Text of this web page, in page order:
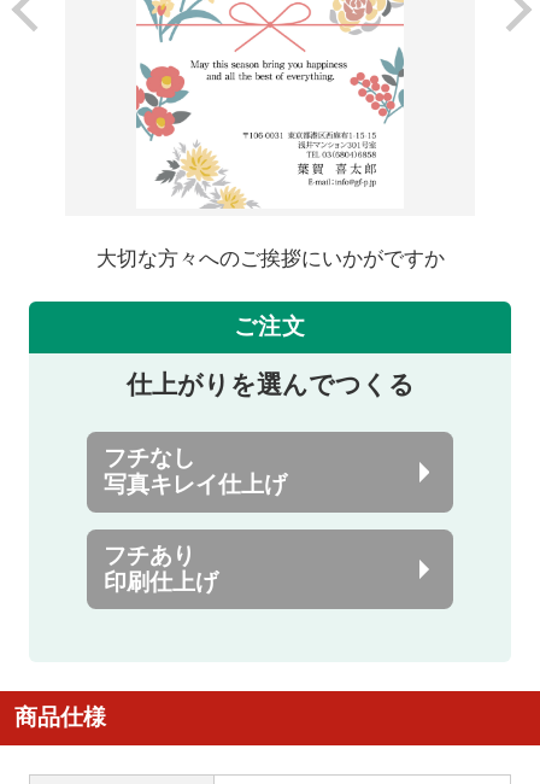
大切な方々へのご挨拶にいかがですか
ご注文
仕上がりを選んでつくる
フチなし
写真キレイ仕上げ
フチあり
印刷仕上げ
商品仕様